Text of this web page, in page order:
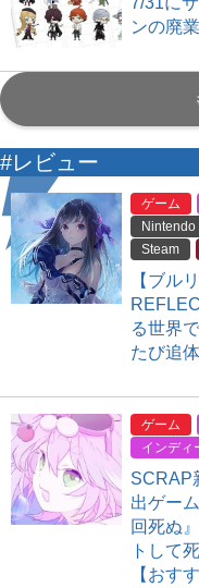
ンの廃
#レビュー
ゲーム
Nintendo
Steam
【ブル
る世界
たび追
ゲーム
インディ
SCRAP
出ゲー
回死ぬ
トして
【おす